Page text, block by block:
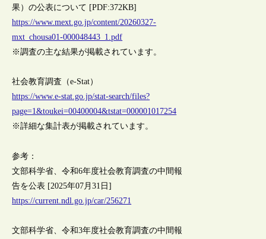
果）の公表について [PDF:372KB]
https://www.mext.go.jp/content/20260327-
mxt_chousa01-000048443_1.pdf
※調査の主な結果が掲載されています。
社会教育調査（e-Stat）
https://www.e-stat.go.jp/stat-search/files?
page=1&toukei=00400004&tstat=000001017254
※詳細な集計表が掲載されています。
参考：
文部科学省、令和6年度社会教育調査の中間報
告を公表 [2025年07月31日]
https://current.ndl.go.jp/car/256271
文部科学省、令和3年度社会教育調査の中間報